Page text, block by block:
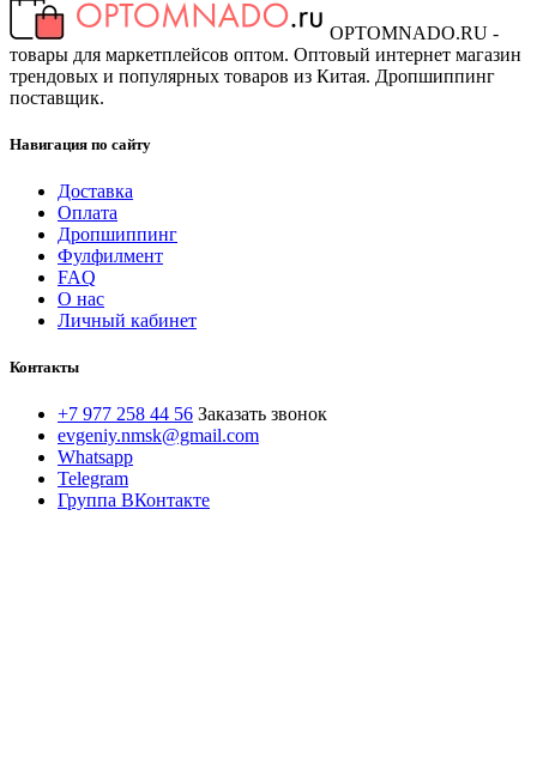
OPTOMNADO.RU -
товары для маркетплейсов оптом. Оптовый интернет магазин
трендовых и популярных товаров из Китая. Дропшиппинг
поставщик.
Навигация по сайту
Доставка
Оплата
Дропшиппинг
Фулфилмент
FAQ
О нас
Личный кабинет
Контакты
+7 977 258 44 56 Заказать звонок
evgeniy.nmsk@gmail.com
Whatsapp
Telegram
Группа ВКонтакте